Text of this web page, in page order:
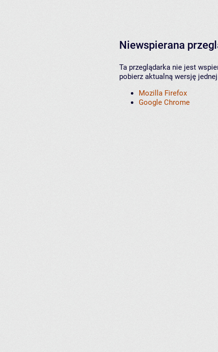
Niewspierana
Ta przeglądarka nie jest
pobierz aktualną wersję
Mozilla Firefox
Google Chrome